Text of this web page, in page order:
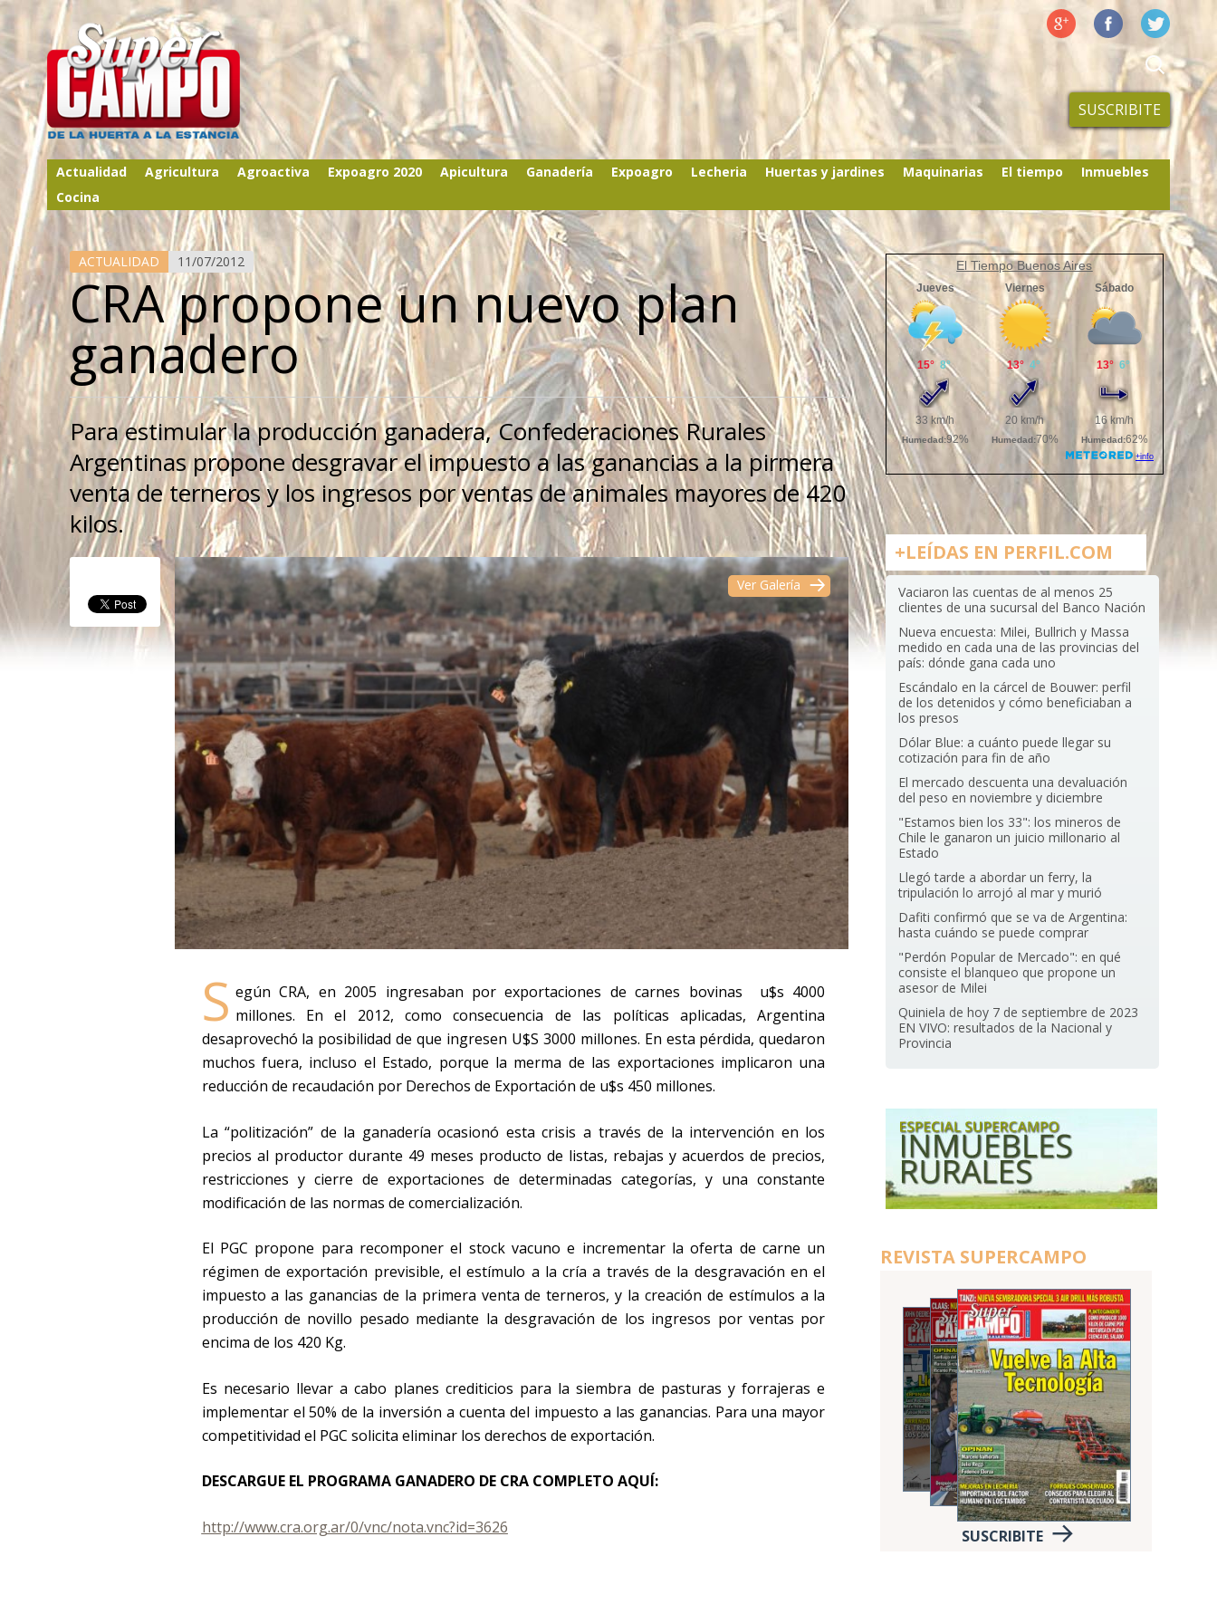
SUSCRIBITE
Actualidad Agricultura Agroactiva Expoagro 2020 Apicultura Ganadería Expoagro Lecheria Huertas y jardines Maquinarias El tiempo
Inmuebles
Cocina
ACTUALIDAD 11/07/2012
CRA propone un nuevo plan
ganadero
Para estimular la producción ganadera, Confederaciones Rurales
Argentinas propone desgravar el impuesto a las ganancias a la pirmera
venta de terneros y los ingresos por ventas de animales mayores de 420
kilos.
Ver Galería
S egún CRA, en 2005 ingresaban por exportaciones de carnes bovinas u$s 4000
millones. En el 2012, como consecuencia de las políticas aplicadas, Argentina
desaprovechó la posibilidad de que ingresen U$S 3000 millones. En esta pérdida, quedaron
muchos fuera, incluso el Estado, porque la merma de las exportaciones implicaron una
reducción de recaudación por Derechos de Exportación de u$s 450 millones.
La “politización” de la ganadería ocasionó esta crisis a través de la intervención en los
precios al productor durante 49 meses producto de listas, rebajas y acuerdos de precios,
restricciones y cierre de exportaciones de determinadas categorías, y una constante
modificación de las normas de comercialización.
El PGC propone para recomponer el stock vacuno e incrementar la oferta de carne un
régimen de exportación previsible, el estímulo a la cría a través de la desgravación en el
impuesto a las ganancias de la primera venta de terneros, y la creación de estímulos a la
producción de novillo pesado mediante la desgravación de los ingresos por ventas por
encima de los 420 Kg.
Es necesario llevar a cabo planes crediticios para la siembra de pasturas y forrajeras e
implementar el 50% de la inversión a cuenta del impuesto a las ganancias. Para una mayor
competitividad el PGC solicita eliminar los derechos de exportación.
DESCARGUE EL PROGRAMA GANADERO DE CRA COMPLETO AQUÍ:
http://www.cra.org.ar/0/vnc/nota.vnc?id=3626
El Tiempo Buenos Aires
+LEÍDAS EN PERFIL.COM
Vaciaron las cuentas de al menos 25
clientes de una sucursal del Banco Nación
Nueva encuesta: Milei, Bullrich y Massa
medido en cada una de las provincias del
país: dónde gana cada uno
Escándalo en la cárcel de Bouwer: perfil
de los detenidos y cómo beneficiaban a
los presos
Dólar Blue: a cuánto puede llegar su
cotización para fin de año
El mercado descuenta una devaluación
del peso en noviembre y diciembre
"Estamos bien los 33": los mineros de
Chile le ganaron un juicio millonario al
Estado
Llegó tarde a abordar un ferry, la
tripulación lo arrojó al mar y murió
Dafiti confirmó que se va de Argentina:
hasta cuándo se puede comprar
"Perdón Popular de Mercado": en qué
consiste el blanqueo que propone un
asesor de Milei
Quiniela de hoy 7 de septiembre de 2023
EN VIVO: resultados de la Nacional y
Provincia
REVISTA SUPERCAMPO
SUSCRIBITE